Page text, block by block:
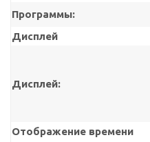
Программы:
Дисплей
Дисплей:
Отображение времени